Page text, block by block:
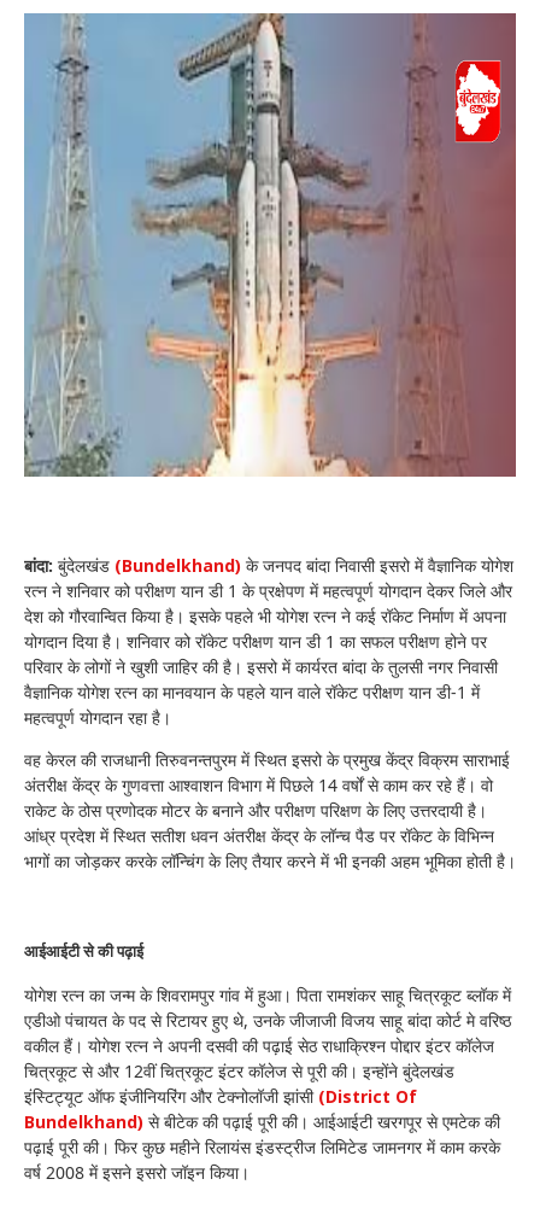
बांदा: बुंदेलखंड (Bundelkhand) के जनपद बांदा निवासी इसरो में वैज्ञानिक योगेश
रत्न ने शनिवार को परीक्षण यान डी 1 के प्रक्षेपण में महत्वपूर्ण योगदान देकर जिले और
देश को गौरवान्वित किया है। इसके पहले भी योगेश रत्न ने कई रॉकेट निर्माण में अपना
योगदान दिया है। शनिवार को रॉकेट परीक्षण यान डी 1 का सफल परीक्षण होने पर
परिवार के लोगों ने खुशी जाहिर की है। इसरो में कार्यरत बांदा के तुलसी नगर निवासी
वैज्ञानिक योगेश रत्न का मानवयान के पहले यान वाले रॉकेट परीक्षण यान डी-1 में
महत्वपूर्ण योगदान रहा है।
वह केरल की राजधानी तिरुवनन्तपुरम में स्थित इसरो के प्रमुख केंद्र विक्रम साराभाई
अंतरीक्ष केंद्र के गुणवत्ता आश्वाशन विभाग में पिछले 14 वर्षों से काम कर रहे हैं। वो
राकेट के ठोस प्रणोदक मोटर के बनाने और परीक्षण परिक्षण के लिए उत्तरदायी है।
आंध्र प्रदेश में स्थित सतीश धवन अंतरीक्ष केंद्र के लॉन्च पैड पर रॉकेट के विभिन्न
भागों का जोड़कर करके लॉन्चिंग के लिए तैयार करने में भी इनकी अहम भूमिका होती है।
आईआईटी से की पढ़ाई
योगेश रत्न का जन्म के शिवरामपुर गांव में हुआ। पिता रामशंकर साहू चित्रकूट ब्लॉक में
एडीओ पंचायत के पद से रिटायर हुए थे, उनके जीजाजी विजय साहू बांदा कोर्ट मे वरिष्ठ
वकील हैं। योगेश रत्न ने अपनी दसवी की पढ़ाई सेठ राधाक्रिश्न पोद्दार इंटर कॉलेज
चित्रकूट से और 12वीं चित्रकूट इंटर कॉलेज से पूरी की। इन्होंने बुंदेलखंड
इंस्टिट्यूट ऑफ इंजीनियरिंग और टेक्नोलॉजी झांसी (District Of
Bundelkhand) से बीटेक की पढ़ाई पूरी की। आईआईटी खरगपूर से एमटेक की
पढ़ाई पूरी की। फिर कुछ महीने रिलायंस इंडस्ट्रीज लिमिटेड जामनगर में काम करके
वर्ष 2008 में इसने इसरो जॉइन किया।